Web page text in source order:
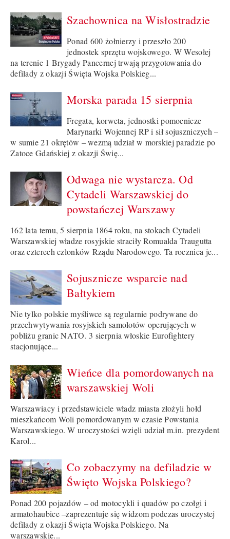
Szachownica na Wisłostradzie
Ponad 600 żołnierzy i przeszło 200
jednostek sprzętu wojskowego. W Wesołej
na terenie 1 Brygady Pancernej trwają przygotowania do
defilady z okazji Święta Wojska Polskieg...
Morska parada 15 sierpnia
Fregata, korweta, jednostki pomocnicze
Marynarki Wojennej RP i sił sojuszniczych –
w sumie 21 okrętów – wezmą udział w morskiej paradzie po
Zatoce Gdańskiej z okazji Świę...
Odwaga nie wystarcza. Od
Cytadeli Warszawskiej do
powstańczej Warszawy
162 lata temu, 5 sierpnia 1864 roku, na stokach Cytadeli
Warszawskiej władze rosyjskie straciły Romualda Traugutta
oraz czterech członków Rządu Narodowego. Ta rocznica je...
Sojusznicze wsparcie nad
Bałtykiem
Nie tylko polskie myśliwce są regularnie podrywane do
przechwytywania rosyjskich samolotów operujących w
pobliżu granic NATO. 3 sierpnia włoskie Eurofightery
stacjonujące...
Wieńce dla pomordowanych na
warszawskiej Woli
Warszawiacy i przedstawiciele władz miasta złożyli hołd
mieszkańcom Woli pomordowanym w czasie Powstania
Warszawskiego. W uroczystości wzięli udział m.in. prezydent
Karol...
Co zobaczymy na defiladzie w
Święto Wojska Polskiego?
Ponad 200 pojazdów – od motocykli i quadów po czołgi i
armatohaubice –zaprezentuje się widzom podczas uroczystej
defilady z okazji Święta Wojska Polskiego. Na
warszawskie...